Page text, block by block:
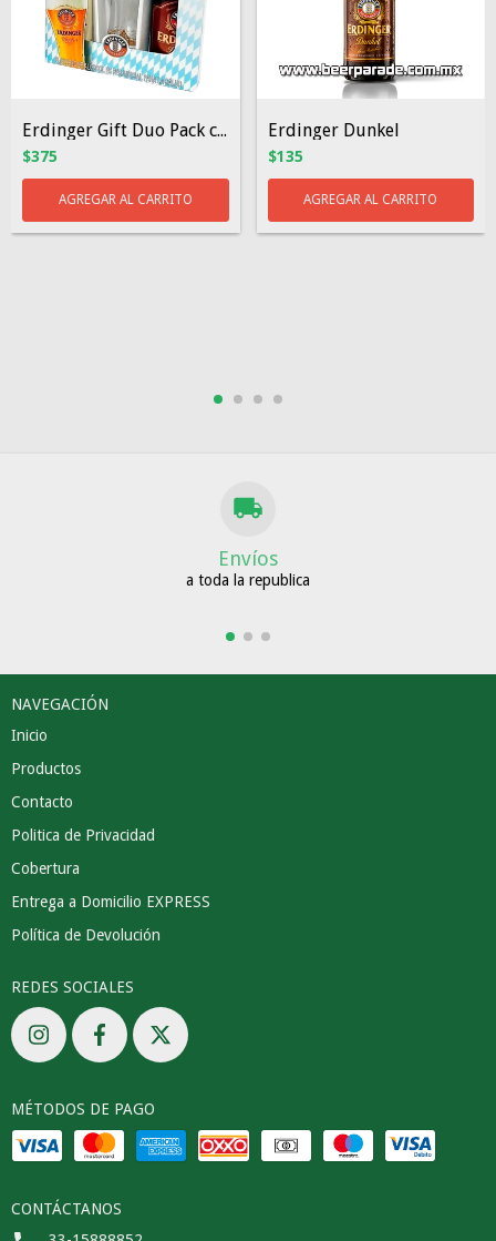
Erdinger Gift Duo Pack con copa
$375
Erdinger Dunkel
$135
Envíos
a toda la republica
NAVEGACIÓN
Inicio
Productos
Contacto
Politica de Privacidad
Cobertura
Entrega a Domicilio EXPRESS
Política de Devolución
REDES SOCIALES
MÉTODOS DE PAGO
CONTÁCTANOS